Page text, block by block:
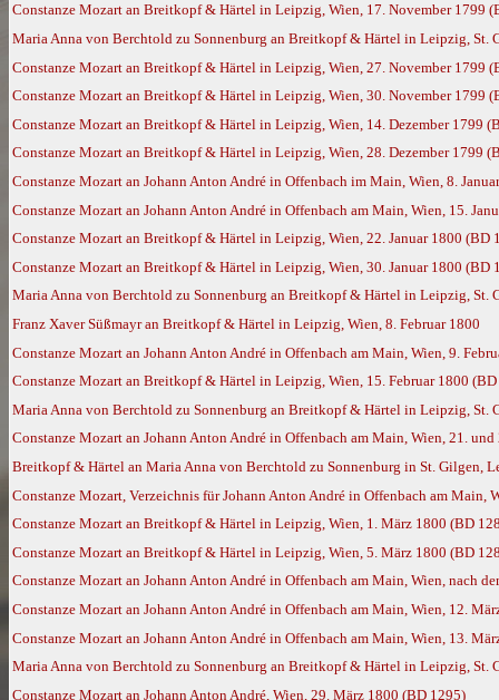
Constanze Mozart an Breitkopf & Härtel in Leipzig, Wien, 17. November 1799
Maria Anna von Berchtold zu Sonnenburg an Breitkopf & Härtel in Leipzig, St.
Constanze Mozart an Breitkopf & Härtel in Leipzig, Wien, 27. November 1799
Constanze Mozart an Breitkopf & Härtel in Leipzig, Wien, 30. November 1799
Constanze Mozart an Breitkopf & Härtel in Leipzig, Wien, 14. Dezember 1799
Constanze Mozart an Breitkopf & Härtel in Leipzig, Wien, 28. Dezember 1799
Constanze Mozart an Johann Anton André in Offenbach im Main, Wien, 8.
Constanze Mozart an Johann Anton André in Offenbach am Main, Wien, 15.
Constanze Mozart an Breitkopf & Härtel in Leipzig, Wien, 22. Januar 1800 (BD
Constanze Mozart an Breitkopf & Härtel in Leipzig, Wien, 30. Januar 1800 (BD
Maria Anna von Berchtold zu Sonnenburg an Breitkopf & Härtel in Leipzig, St.
Franz Xaver Süßmayr an Breitkopf & Härtel in Leipzig, Wien, 8. Februar 1800
Constanze Mozart an Johann Anton André in Offenbach am Main, Wien, 9.
Constanze Mozart an Breitkopf & Härtel in Leipzig, Wien, 15. Februar 1800
Maria Anna von Berchtold zu Sonnenburg an Breitkopf & Härtel in Leipzig, St.
Constanze Mozart an Johann Anton André in Offenbach am Main, Wien, 21.
Breitkopf & Härtel an Maria Anna von Berchtold zu Sonnenburg in St. Gilgen,
Constanze Mozart, Verzeichnis für Johann Anton André in Offenbach am Main,
Constanze Mozart an Breitkopf & Härtel in Leipzig, Wien, 1. März 1800 (BD
Constanze Mozart an Breitkopf & Härtel in Leipzig, Wien, 5. März 1800 (BD
Constanze Mozart an Johann Anton André in Offenbach am Main, Wien, nach
Constanze Mozart an Johann Anton André in Offenbach am Main, Wien, 12.
Constanze Mozart an Johann Anton André in Offenbach am Main, Wien, 13.
Maria Anna von Berchtold zu Sonnenburg an Breitkopf & Härtel in Leipzig, St.
Constanze Mozart an Johann Anton André, Wien, 29. März 1800 (BD 1295)